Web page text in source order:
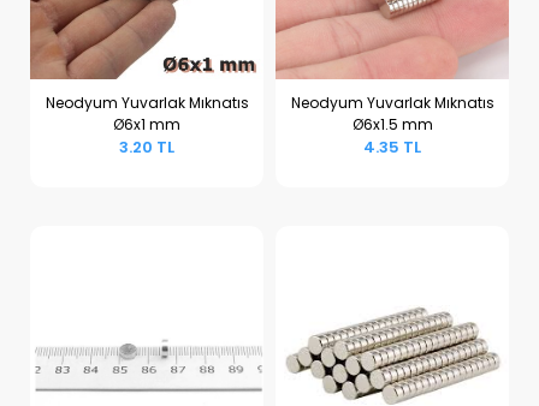
Sepete Ekle
Neodyum Yuvarlak Mıknatıs
Ø6x1 mm
3.20 TL
Sepete Ekle
Neodyum Yuvarlak Mıknatıs
Ø6x1.5 mm
4.35 TL